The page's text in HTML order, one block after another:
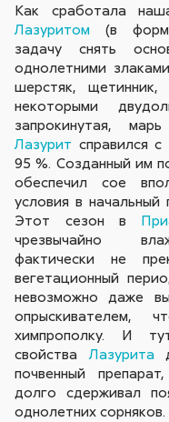
Как сработала
Лазуритом (в
задачу снять
однолетними
шерстяк,
некоторыми
запрокинутая,
Лазурит справился
95 %. Созданный им
обеспечил сое
условия в начальный
Этот сезон в
чрезвычайно
фактически не
вегетационный
невозможно даже
опрыскивателем,
химпрополку. И
свойстваЛазурита
почвенный
долго сдерживал
однолетних сорняков.